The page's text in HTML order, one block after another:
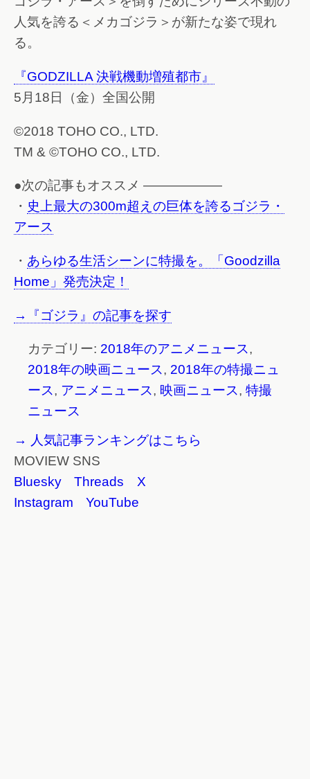
人気を誇る＜メカゴジラ＞が新たな姿で現れ
る。
『GODZILLA 決戦機動増殖都市』
5月18日（金）全国公開
©2018 TOHO CO., LTD.
TM & ©TOHO CO., LTD.
●次の記事もオススメ ——————
・ 史上最大の300m超えの巨体を誇るゴジラ・
アース
・ あらゆる生活シーンに特撮を。「Goodzilla
Home」発売決定！
→『ゴジラ』の記事を探す
カテゴリー: 2018年のアニメニュース,
2018年の映画ニュース, 2018年の特撮ニュ
ース, アニメニュース, 映画ニュース, 特撮
ニュース
→ 人気記事ランキングはこちら
MOVIEW SNS
Bluesky
Threads
X
Instagram
YouTube